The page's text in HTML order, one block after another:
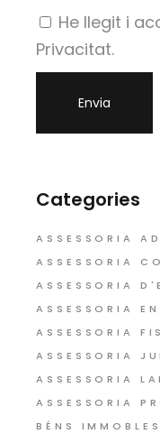
He llegit i
Privacitat.
Categories
ASSESSORIA
ASSESSORIA
ASSESSORIA
ASSESSORIA
ASSESSORIA
ASSESSORIA
ASSESSORIA
ASSESSORIA
BÉNS IMMOBLES